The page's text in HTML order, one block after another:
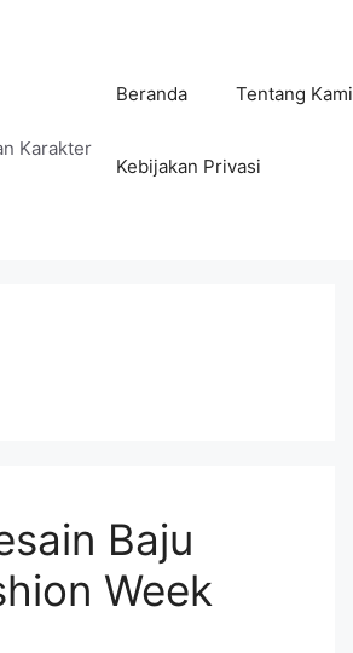
Karakter
Beranda Tentang Kami
Kebijakan Privasi
Baju
Week